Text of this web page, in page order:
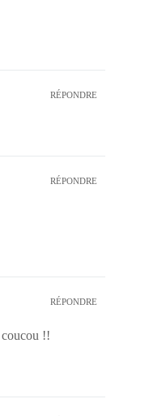
RÉPONDRE
RÉPONDRE
RÉPONDRE
coucou !!